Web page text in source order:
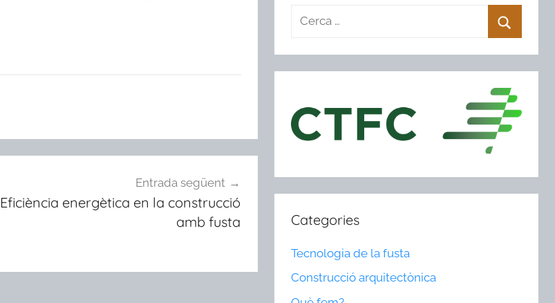
Entrada següent
Eficiència energètica en la construcció
amb fusta
Categories
Tecnologia de la fusta
Construcció arquitectònica